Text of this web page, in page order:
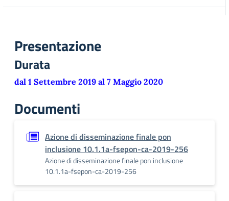
Presentazione
Durata
dal 1 Settembre 2019 al 7 Maggio 2020
Documenti
Azione di disseminazione finale pon
inclusione 10.1.1a-fsepon-ca-2019-256
Azione di disseminazione finale pon inclusione
10.1.1a-fsepon-ca-2019-256